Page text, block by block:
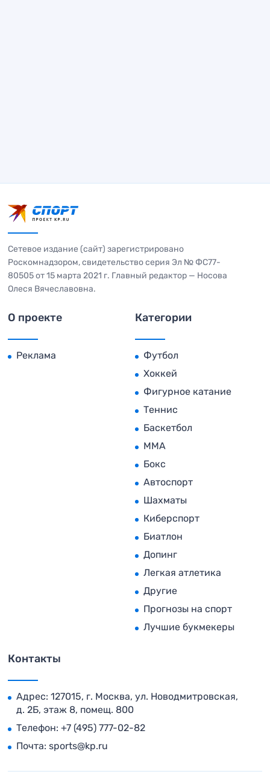
Сетевое издание (сайт) зарегистрировано
Роскомнадзором, свидетельство серия Эл № ФС77-
80505 от 15 марта 2021 г. Главный редактор — Носова
Олеся Вячеславовна.
О проекте
Реклама
Категории
Футбол
Хоккей
Фигурное катание
Теннис
Баскетбол
MMA
Бокс
Автоспорт
Шахматы
Киберспорт
Биатлон
Допинг
Легкая атлетика
Другие
Прогнозы на спорт
Лучшие букмекеры
Контакты
Адрес: 127015, г. Москва, ул. Новодмитровская,
д. 2Б, этаж 8, помещ. 800
Телефон: +7 (495) 777-02-82
Почта: sports@kp.ru